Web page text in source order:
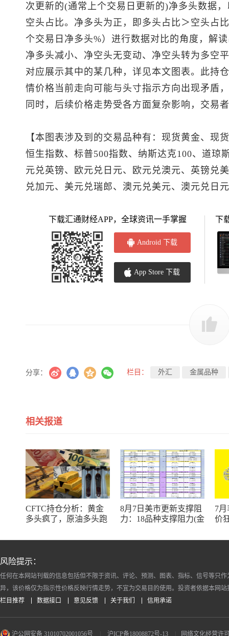
次更新的(通常上个交易日更新的)净多头数据
空头占比。净多头为正，即多头占比＞空头占
个交易日净多头%）进行数据对比的角度，解
净多头减小、净空头无变动、净空头转为多空
对应展示其中的某几种，详见本文图表。此持
情价格当前走向可能与头寸指示方向出现矛盾
同时，后续价格走势受各方面复杂影响，交易
【本图表涉及到的交易品种有： 现货黄金、 现
恒生指数、 标普500指数、纳斯达克100、道琼
元兑英镑、欧元兑日元、欧元兑澳元、 英镑兑
兑加元、 美元兑瑞郎、 澳元兑美元、澳元兑日
下载汇通财经APP，全球资讯一手掌握
Android 下载
App Store 下载
下
分享： 栏目： 外汇 金属品种
相关报道
CFTC持仓分析：黄金
多头疯了，原油多头跑
8月7日美市更新支撑阻
力：18品种支撑阻力(金
十大货币对)
7
价
风险提示：
任何在本网站刊载的信息包括但不限于资讯、评论、预测、图表、指标、信号等只
异，该价格仅为指示性价格反映行情走势，不宜为交易目的使用。投资者依据本网
栏目推荐
数据接口 意见反馈 关于我们 信用承诺
沪公网安备 31010702001056号 沪ICP备18008872号-13 网络文化经营许